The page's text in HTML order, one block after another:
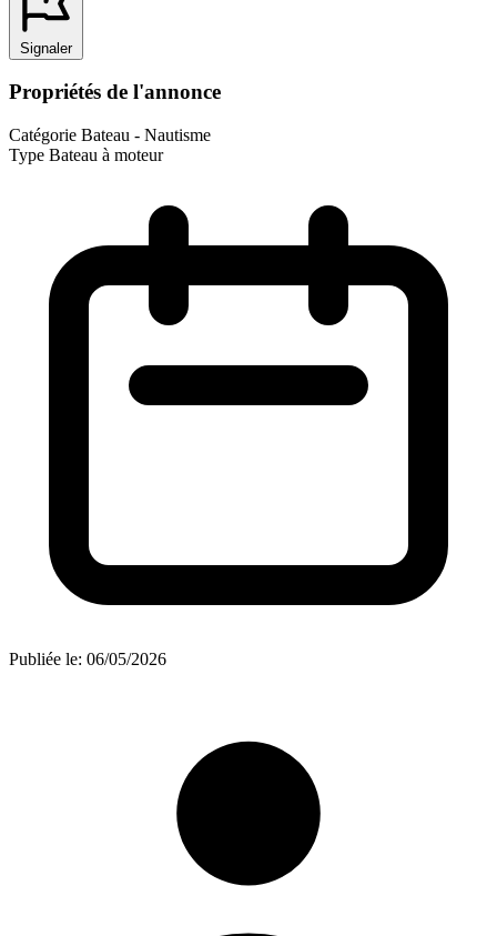
Signaler
Propriétés de l'annonce
Catégorie Bateau - Nautisme
Type Bateau à moteur
Publiée le: 06/05/2026